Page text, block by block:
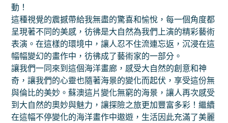
動！
這種視覺的震撼帶給我無盡的驚喜和愉悅，每一個角度都
呈現著不同的美感，彷彿是大自然為我們上演的精彩藝術
表演。在這樣的環境中，讓人忍不住流連忘返，沉浸在這
幅幅變幻的畫作中，彷彿成了藝術家的一部分。
讓我們一同來到這個海洋畫廊，感受大自然的創意和神
奇，讓我們的心靈也隨著海景的變化而起伏，享受這份無
與倫比的美妙。蘇澳這片變化無窮的海景，讓人再次感受
到大自然的奧妙與魅力，讓探險之旅更加豐富多彩！繼續
在這幅不停變化的海洋畫作中遨遊，生活因此充滿了美麗